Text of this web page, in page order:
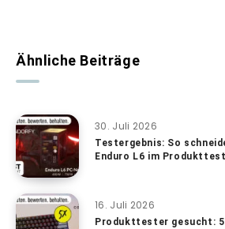
Ähnliche Beiträge
30. Juli 2026
Testergebnis: So
Enduro L6 im
16. Juli 2026
Produkttester gesucht: 5